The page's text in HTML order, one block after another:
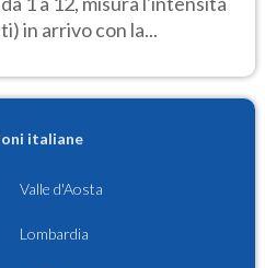
in arrivo con la...
italiane
Valle d'Aosta
Lombardia